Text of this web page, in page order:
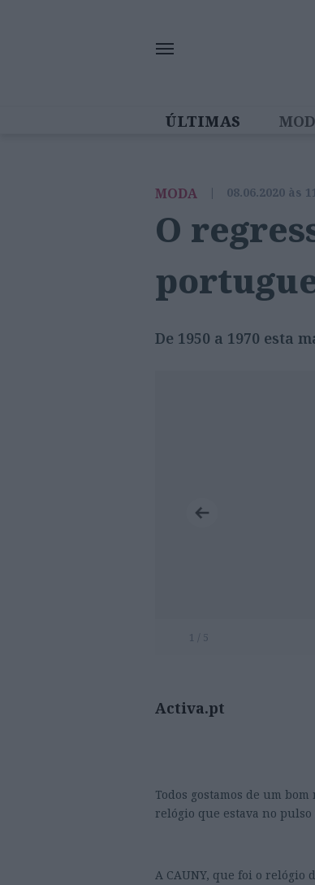
ÚLTIMAS
MODA | 08.06.2020 às
O
De 1950 a 1970 esta
1 / 5
Activa.pt
Todos gostamos de um
relógio que estava no pulso
A CAUNY, que foi o relógio